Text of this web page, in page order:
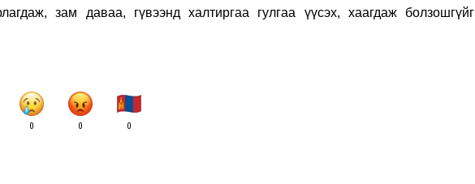
зам даваа, гүвээнд халтиргаа гулгаа үүсэх, хаагдаж болзошгүйг
0 0 0